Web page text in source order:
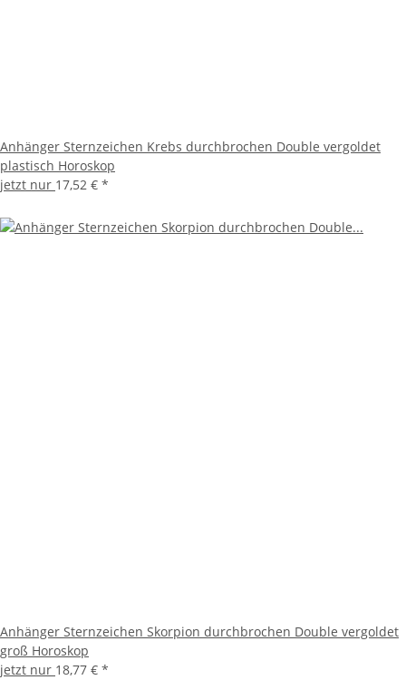
Anhänger Sternzeichen Krebs durchbrochen Double vergoldet
plastisch Horoskop
jetzt nur 17,52 € *
Anhänger Sternzeichen Skorpion durchbrochen Double vergoldet
groß Horoskop
jetzt nur 18,77 € *